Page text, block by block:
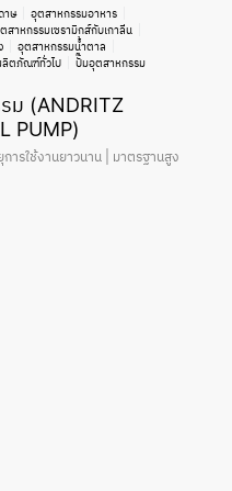
าษ
อุตสาหกรรมอาหาร
สาหกรรมเซรามิกส์กับเกาลีน
อุตสาหกรรมน้ำตาล
ตภัณฑ์ทั่วไป ปั๊มอุตสาหกรรม
ม (ANDRITZ
PUMP)
ารใช้งานยาวนาน | มาตรฐานสูง